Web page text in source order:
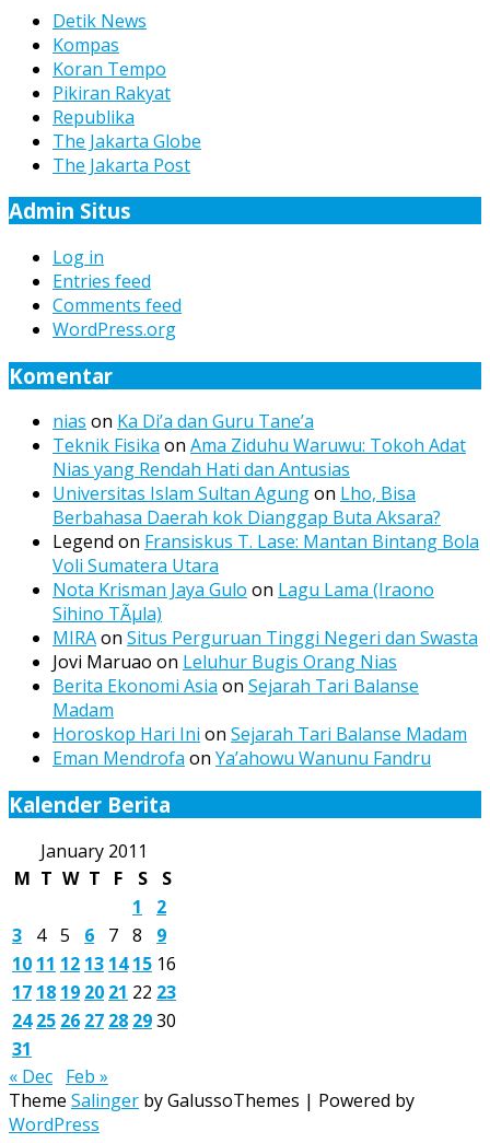
Detik News
Kompas
Koran Tempo
Pikiran Rakyat
Republika
The Jakarta Globe
The Jakarta Post
Admin Situs
Log in
Entries feed
Comments feed
WordPress.org
Komentar
nias on Ka Di’a dan Guru Tane’a
Teknik Fisika on Ama Ziduhu Waruwu: Tokoh Adat
Nias yang Rendah Hati dan Antusias
Universitas Islam Sultan Agungon Lho, Bisa
Berbahasa Daerah kok Dianggap Buta Aksara?
Legend on Fransiskus T. Lase: Mantan Bintang Bola
Voli Sumatera Utara
Nota Krisman Jaya Gulo on Lagu Lama (Iraono
Sihino TÃµla)
MIRAon Situs Perguruan Tinggi Negeri dan Swasta
Jovi Maruao on Leluhur Bugis Orang Nias
Berita Ekonomi Asia on Sejarah Tari Balanse
Madam
Horoskop Hari Ini on Sejarah Tari Balanse Madam
Eman Mendrofa on Ya’ahowu Wanunu Fandru
Kalender Berita
January 2011
M T W T F S
S
1
2
3
4 5 6 7 8
9
10 11 12 13 14 15 16
17 18 19 20 21 22 23
24 25 26 27 28 2930
31
« Dec Feb »
Theme Salinger by GalussoThemes | Powered by
WordPress